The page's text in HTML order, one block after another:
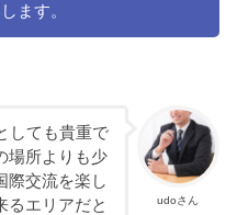
ます。
udoさん
しても貴重で
場所よりも少
際交流を楽し
るエリアだと